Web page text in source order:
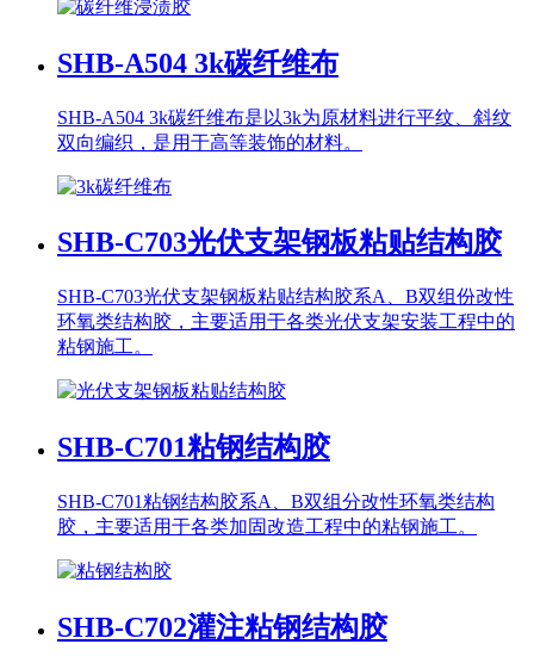
SHB-A504 3k碳纤维布
SHB-A504 3k碳纤维布是以3k为原材料进行平纹、斜纹
双向编织，是用于高等装饰的材料。
SHB-C703光伏支架钢板粘贴结构胶
SHB-C703光伏支架钢板粘贴结构胶系A、B双组份改性
环氧类结构胶，主要适用于各类光伏支架安装工程中的
粘钢施工。
SHB-C701粘钢结构胶
SHB-C701粘钢结构胶系A、B双组分改性环氧类结构
胶，主要适用于各类加固改造工程中的粘钢施工。
SHB-C702灌注粘钢结构胶